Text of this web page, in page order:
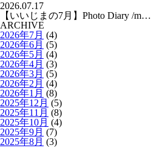
2026.07.17
【いいじまの7月】Photo Diary /m…
ARCHIVE
2026年7月 (4)
2026年6月 (5)
2026年5月 (4)
2026年4月 (3)
2026年3月 (5)
2026年2月 (4)
2026年1月 (8)
2025年12月 (5)
2025年11月 (8)
2025年10月 (4)
2025年9月 (7)
2025年8月 (3)